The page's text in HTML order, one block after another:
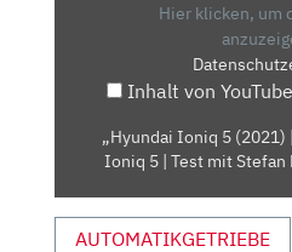
5
Hier klicken, um
Inhalt von
„Hyundai Ioniq 5 (2021)
Ioniq 5 | Test mit
AUTOMATIKGETRIEBE